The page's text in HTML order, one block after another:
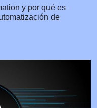
y por qué es
de